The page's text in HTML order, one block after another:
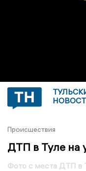
Происшествия
ДТП в Туле на
Фото с места ДТП в